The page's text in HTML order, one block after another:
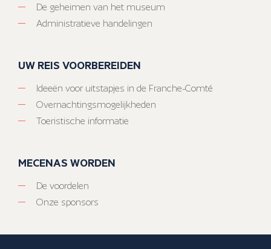
De geheimen van het museum
Administratieve handelingen
UW REIS VOORBEREIDEN
Ideeën voor uitstapjes in de Franche-Comté
Overnachtingsmogelijkheden
Toeristische informatie
MECENAS WORDEN
De voordelen
Onze sponsors